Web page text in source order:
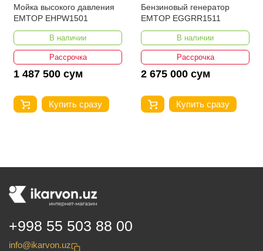
Мойка высокого давления
EMTOP EHPW1501
В наличии
Рассрочка
1 487 500 сум
Купить сразу
Бензиновый генератор
EMTOP EGGRR1511
В наличии
Рассрочка
2 675 000 сум
Купить сразу
+998 55 503 88 00
info@ikarvon.uz